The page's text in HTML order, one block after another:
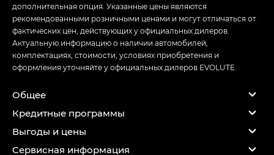
дополнительная опция. Указанные цены являются
рекомендованными розничными ценами и могут отличаться от
фактических цен, действующих у официальных дилеров.
Актуальную информацию о наличии автомобилей,
комплектациях, стоимости, условиях приобретения и
оформления уточняйте у официальных дилеров EVOLUTE.
Общее
Кредитные программы
Выгоды и цены
Сервисная информация